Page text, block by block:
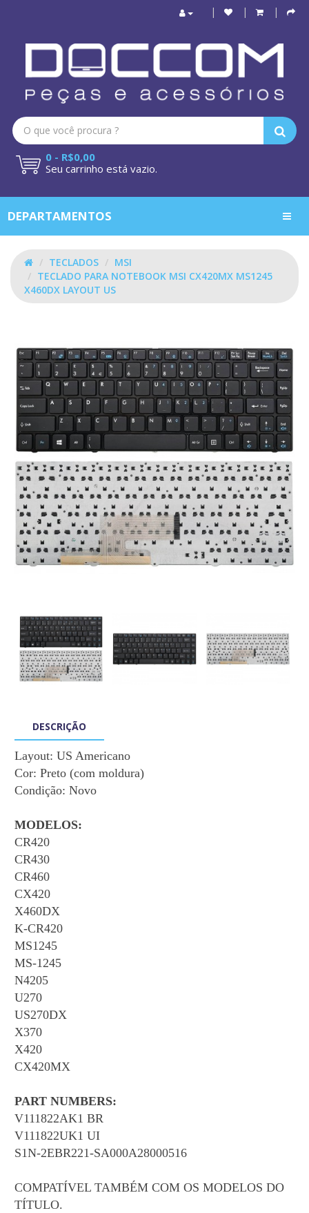
0 - R$0,00
Seu carrinho está vazio.
DEPARTAMENTOS
TECLADOS
MSI
TECLADO PARA NOTEBOOK MSI CX420MX MS1245
X460DX LAYOUT US
DESCRIÇÃO
Layout: US Americano
Cor: Preto (com moldura)
Condição: Novo
MODELOS:
CR420
CR430
CR460
CX420
X460DX
K-CR420
MS1245
MS-1245
N4205
U270
US270DX
X370
X420
CX420MX
PART NUMBERS:
V111822AK1 BR
V111822UK1 UI
S1N-2EBR221-SA000A28000516
COMPATÍVEL TAMBÉM COM OS MODELOS DO
TÍTULO.